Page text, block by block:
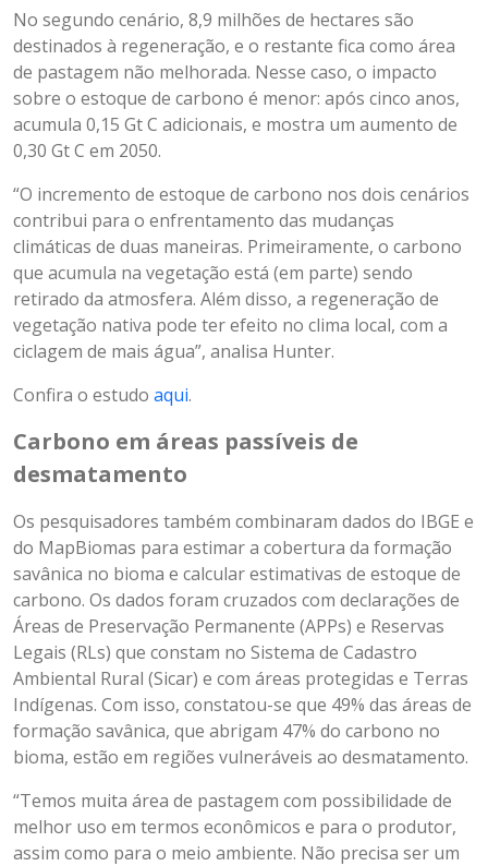
No segundo cenário, 8,9 milhões de hectares são
destinados à regeneração, e o restante fica como área
de pastagem não melhorada. Nesse caso, o impacto
sobre o estoque de carbono é menor: após cinco anos,
acumula 0,15 Gt C adicionais, e mostra um aumento de
0,30 Gt C em 2050.
“O incremento de estoque de carbono nos dois cenários
contribui para o enfrentamento das mudanças
climáticas de duas maneiras. Primeiramente, o carbono
que acumula na vegetação está (em parte) sendo
retirado da atmosfera. Além disso, a regeneração de
vegetação nativa pode ter efeito no clima local, com a
ciclagem de mais água”, analisa Hunter.
Confira o estudo aqui.
Carbono em áreas passíveis de
desmatamento
Os pesquisadores também combinaram dados do IBGE e
do MapBiomas para estimar a cobertura da formação
savânica no bioma e calcular estimativas de estoque de
carbono. Os dados foram cruzados com declarações de
Áreas de Preservação Permanente (APPs) e Reservas
Legais (RLs) que constam no Sistema de Cadastro
Ambiental Rural (Sicar) e com áreas protegidas e Terras
Indígenas. Com isso, constatou-se que 49% das áreas de
formação savânica, que abrigam 47% do carbono no
bioma, estão em regiões vulneráveis ao desmatamento.
“Temos muita área de pastagem com possibilidade de
melhor uso em termos econômicos e para o produtor,
assim como para o meio ambiente. Não precisa ser um